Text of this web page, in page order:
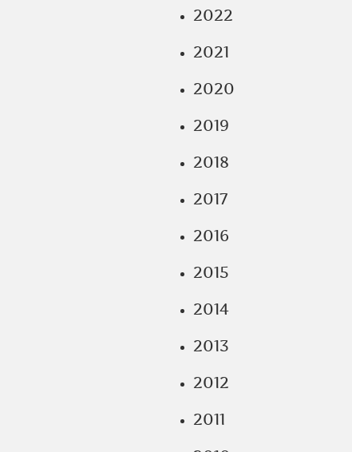
2022
2021
2020
2019
2018
2017
2016
2015
2014
2013
2012
2011